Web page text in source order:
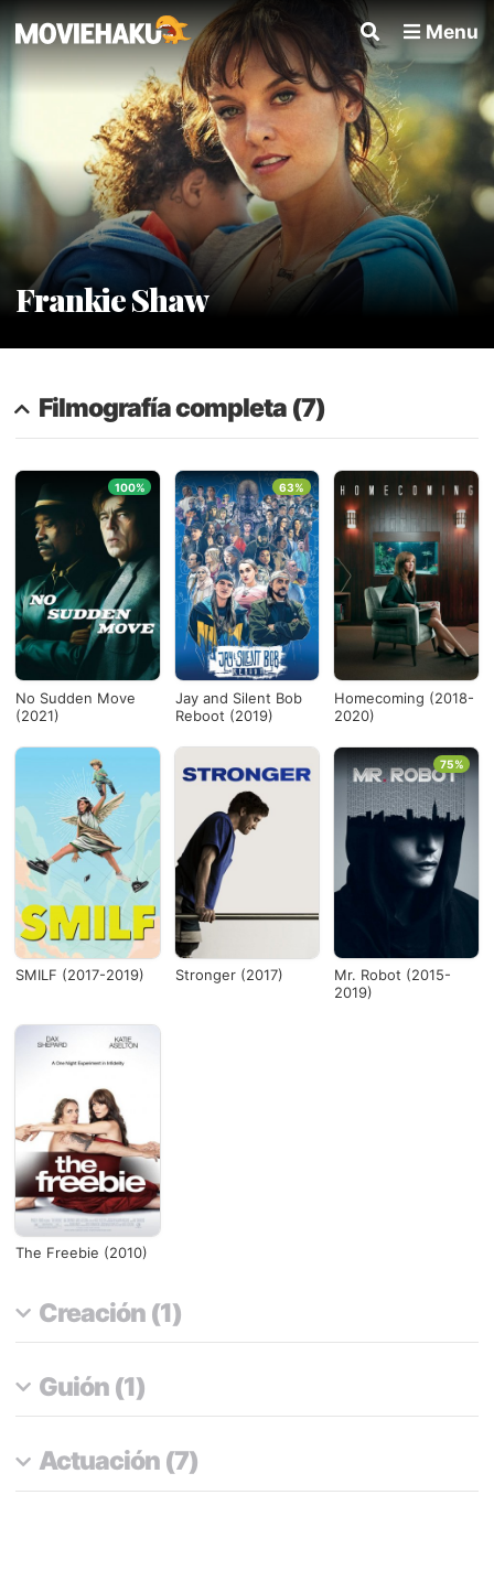
Menu
Frankie Shaw
Filmografía completa (7)
No Sudden Move
(2021)
100%
Jay and Silent Bob
Reboot (2019)
63%
Homecoming (2018-
2020)
SMILF (2017-2019) Stronger (2017)
Mr. Robot (2015-
2019)
75%
The Freebie (2010)
Creación (1)
Guión (1)
Actuación (7)